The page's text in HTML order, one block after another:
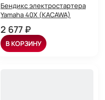
Бендикс электростартера
Yamaha 40X (KACAWA)
2 677 ₽
В КОРЗИНУ